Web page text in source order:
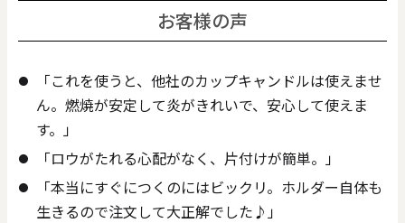
お客様の声
「これを使うと、他社のカップキャンドルは使えませ
ん。燃焼が安定して炎がきれいで、安心して使えま
す。」
「ロウがたれる心配がなく、片付けが簡単。」
「本当にすぐにつくのにはビックリ。ホルダー自体も
生きるので注文して大正解でした♪」